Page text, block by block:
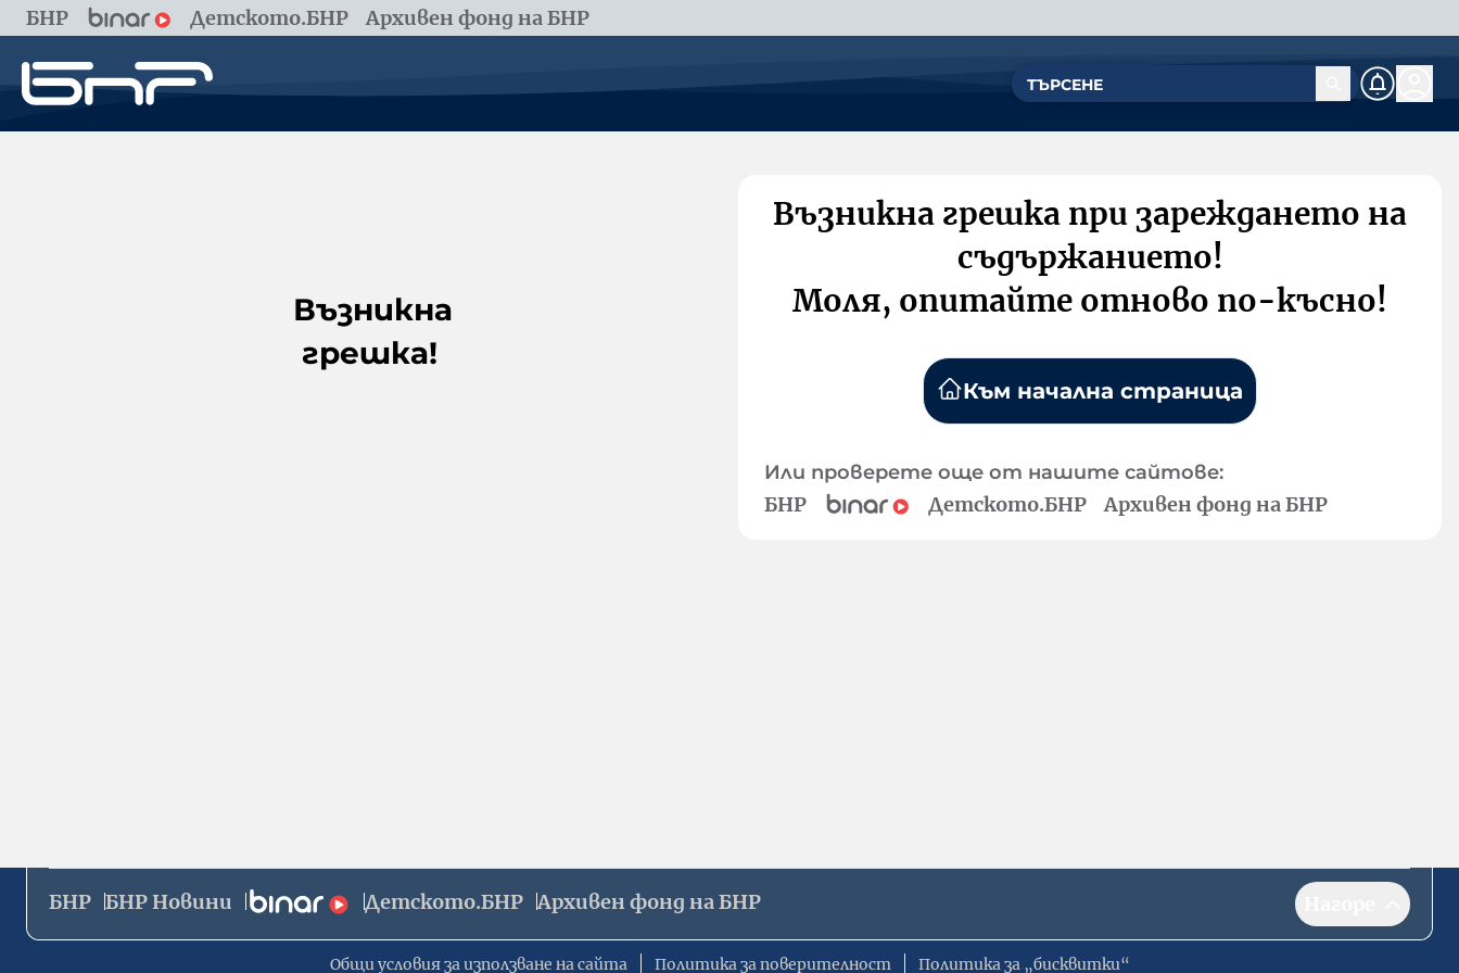
БНР Детското.БНР Архивен фонд на БНР
Възникна
грешка!
Възникна грешка при зареждането на
съдържанието!
Моля, опитайте отново по-късно!
Към начална страница
Или проверете още от нашите сайтове:
БНР Детското.БНР Архивен фонд на БНР
БНР БНР Новини Детското.БНР Архивен фонд на БНР
Общи условия за използване на сайта Политика за поверителност Политика за „бисквитки“